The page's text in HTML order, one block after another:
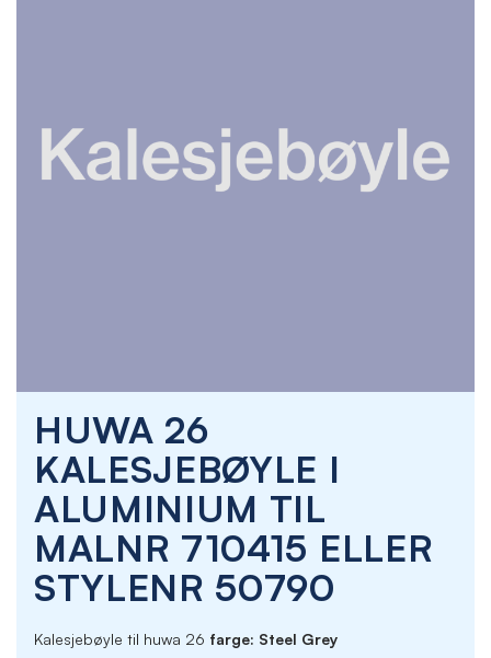
HUWA 26
KALESJEBØYLE I
ALUMINIUM TIL
MALNR 710415 ELLER
STYLENR 50790
Kalesjebøyle til huwa 26 farge: Steel Grey
the
beginning
the
images
gallery